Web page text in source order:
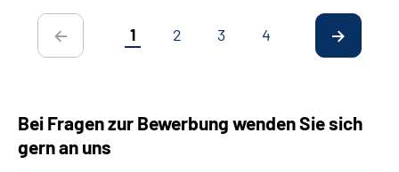
1 2 3 4
Bei Fragen zur Bewerbung wenden Sie sich
gern an uns